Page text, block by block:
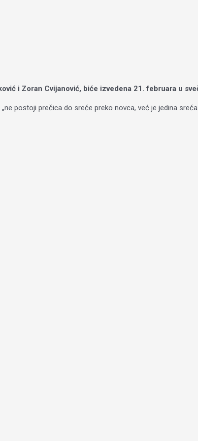
i Zoran Cvijanović, biće izvedena 21. februara u
postoji prečica do sreće preko novca, već je jedina